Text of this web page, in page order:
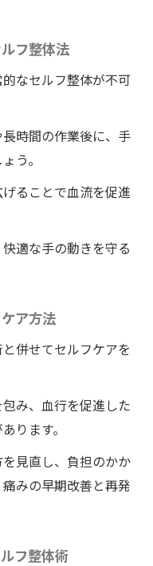
フ整体法
なセルフ整体が不可
時間の作業後に、手
う。
ることで血流を促進
適な手の動きを守る
ア方法
併せてセルフケアを
み、血行を促進した
ります。
見直し、負担のかか
みの早期改善と再発
フ整体術